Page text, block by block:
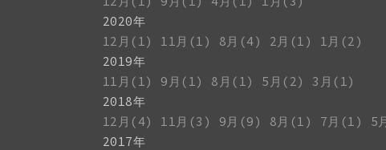
2020年
12月(1)
11月(1) 8月(4) 2月(1)
1月(2)
2019年
11月(1)
9月(1) 8月(1) 5月(2)
3月(1)
2018年
12月(4)
11月(3) 9月(9) 8月(1) 7月(1) 5
2017年